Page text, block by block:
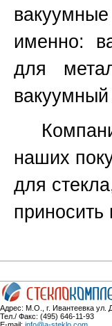
именно:
для
наших
для
приносить
Адрес: М.О., г. Ивантеевка ул.
Тел./ Факс: (495) 646-11-93